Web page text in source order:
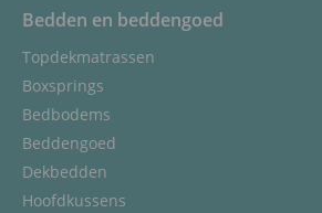
Bedden en beddengoed
Topdekmatrassen
Boxsprings
Bedbodems
Beddengoed
Dekbedden
Hoofdkussens